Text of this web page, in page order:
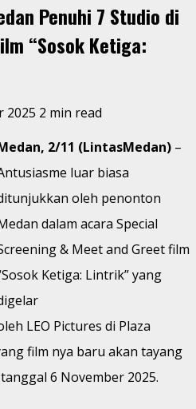
Penuhi 7 Studio di
“Sosok Ketiga:
2025 2 min read
2/11 (LintasMedan) –
luar biasa
oleh penonton
dalam acara Special
& Meet and Greet film
Ketiga: Lintrik” yang
LEO Pictures di Plaza
film nya baru akan tayang
6 November 2025.